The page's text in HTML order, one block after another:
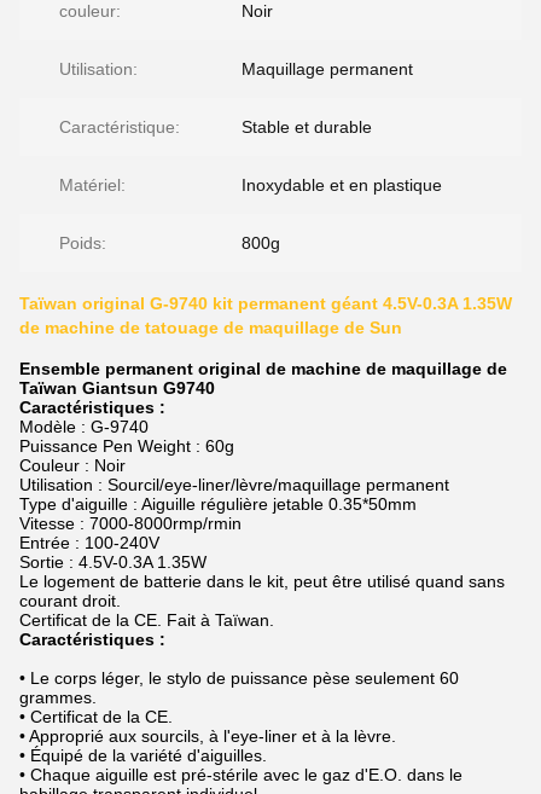
couleur: Noir
Utilisation: Maquillage permanent
Caractéristique: Stable et durable
Matériel: Inoxydable et en plastique
Poids: 800g
Taïwan original G-9740 kit permanent géant 4.5V-0.3A 1.35W
de machine de tatouage de maquillage de Sun
Ensemble permanent original de machine de maquillage de
Taïwan Giantsun G9740
Caractéristiques :
Modèle : G-9740
Puissance Pen Weight : 60g
Couleur : Noir
Utilisation : Sourcil/eye-liner/lèvre/maquillage permanent
Type d'aiguille : Aiguille régulière jetable 0.35*50mm
Vitesse : 7000-8000rmp/rmin
Entrée : 100-240V
Sortie : 4.5V-0.3A 1.35W
Le logement de batterie dans le kit, peut être utilisé quand sans
courant droit.
Certificat de la CE. Fait à Taïwan.
Caractéristiques :
• Le corps léger, le stylo de puissance pèse seulement 60
grammes.
• Certificat de la CE.
• Approprié aux sourcils, à l'eye-liner et à la lèvre.
• Équipé de la variété d'aiguilles.
• Chaque aiguille est pré-stérile avec le gaz d'E.O. dans le